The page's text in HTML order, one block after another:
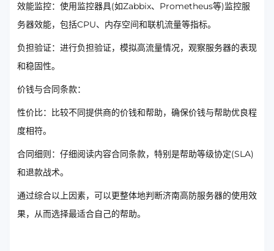
效能监控：使用监控器具(如Zabbix、Prometheus等)监控服
务器效能，包括CPU、内存空间和联机流量等指标。
负担验证：进行负担验证，模拟高流量情况，观察服务器的表现
和稳固性。
价钱与合同条款：
性价比：比较不同提供商的价钱和帮助，确保价钱与帮助优良程
度相符。
合同细则：仔细阅读内容合同条款，特别是帮助等级协定(SLA)
和退款战术。
通过综合以上因素，可以更整体地判断济南高防服务器的使用效
果，从而选择最适合自己的帮助。